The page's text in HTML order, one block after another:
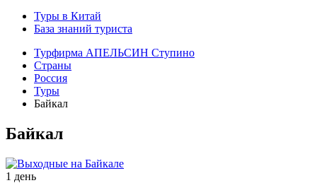
Туры в Китай
База знаний туриста
Турфирма АПЕЛЬСИН Ступино
Страны
Россия
Туры
Байкал
Байкал
1 день